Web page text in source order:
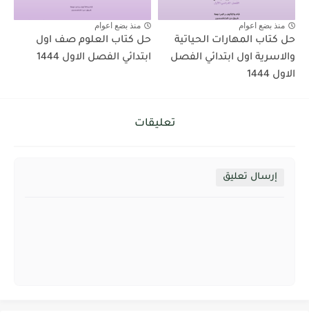
منذ بضع اعوام
حل كتاب المهارات الحياتية
والاسرية اول ابتدائي الفصل
الاول 1444
منذ بضع اعوام
حل كتاب العلوم صف اول
ابتدائي الفصل الاول 1444
تعليقات
إرسال تعليق